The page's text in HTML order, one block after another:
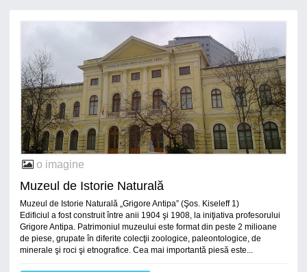
o imagine
Muzeul de Istorie Naturală
Muzeul de Istorie Naturală „Grigore Antipa” (Şos. Kiseleff 1)
Edificiul a fost construit între anii 1904 şi 1908, la iniţiativa profesorului
Grigore Antipa. Patrimoniul muzeului este format din peste 2 milioane
de piese, grupate în diferite colecţii zoologice, paleontologice, de
minerale şi roci şi etnografice. Cea mai importantă piesă este...